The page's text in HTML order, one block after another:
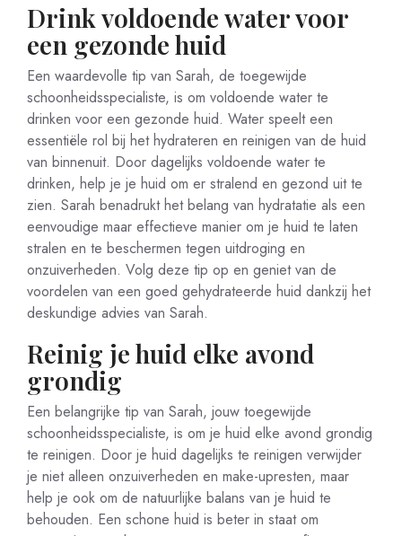
Drink voldoende water voor
een gezonde huid
Een waardevolle tip van Sarah, de toegewijde
schoonheidsspecialiste, is om voldoende water te
drinken voor een gezonde huid. Water speelt een
essentiële rol bij het hydrateren en reinigen van de huid
van binnenuit. Door dagelijks voldoende water te
drinken, help je je huid om er stralend en gezond uit te
zien. Sarah benadrukt het belang van hydratatie als een
eenvoudige maar effectieve manier om je huid te laten
stralen en te beschermen tegen uitdroging en
onzuiverheden. Volg deze tip op en geniet van de
voordelen van een goed gehydrateerde huid dankzij het
deskundige advies van Sarah.
Reinig je huid elke avond
grondig
Een belangrijke tip van Sarah, jouw toegewijde
schoonheidsspecialiste, is om je huid elke avond grondig
te reinigen. Door je huid dagelijks te reinigen verwijder
je niet alleen onzuiverheden en make-upresten, maar
help je ook om de natuurlijke balans van je huid te
behouden. Een schone huid is beter in staat om